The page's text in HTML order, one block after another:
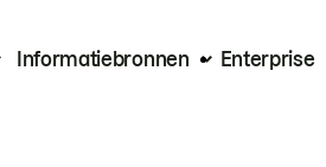
Informatiebronnen Enterprise